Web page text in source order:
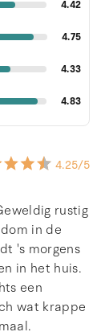
4.42
4.75
4.33
4.83
4.25/5
rustig
in de
's morgens
in het huis.
een
wat krappe